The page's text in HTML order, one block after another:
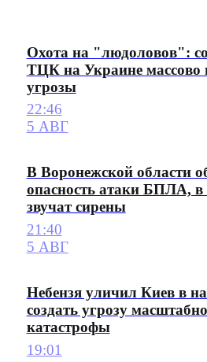
Охота на "людоловов":
ТЦК на Украине массово
угрозы
22:46
5 АВГ
В Воронежской области
опасность атаки БПЛА, в
звучат сирены
21:40
5 АВГ
Небензя уличил Киев в
создать угрозу
катастрофы
19:01